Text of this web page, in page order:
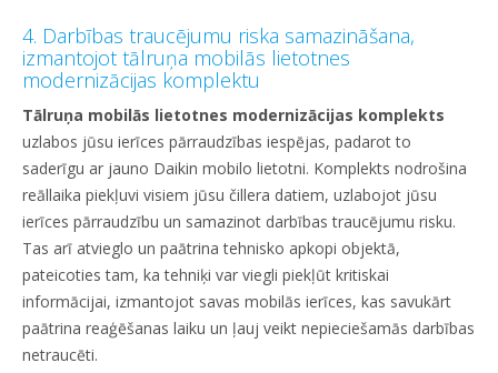
4. Darbības traucējumu riska samazināšana,
izmantojot tālruņa mobilās lietotnes
modernizācijas komplektu
Tālruņa mobilās lietotnes modernizācijas komplekts
uzlabos jūsu ierīces pārraudzības iespējas, padarot to
saderīgu ar jauno Daikin mobilo lietotni. Komplekts nodrošina
reāllaika piekļuvi visiem jūsu čillera datiem, uzlabojot jūsu
ierīces pārraudzību un samazinot darbības traucējumu risku.
Tas arī atvieglo un paātrina tehnisko apkopi objektā,
pateicoties tam, ka tehniķi var viegli piekļūt kritiskai
informācijai, izmantojot savas mobilās ierīces, kas savukārt
paātrina reaģēšanas laiku un ļauj veikt nepieciešamās darbības
netraucēti.